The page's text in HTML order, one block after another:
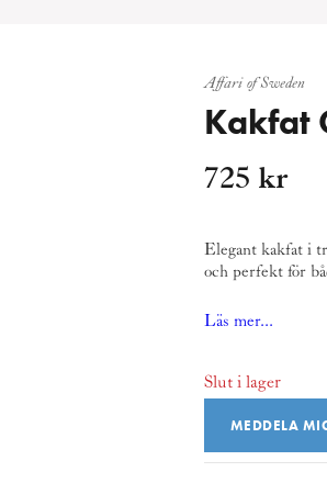
Affari of Sweden
Kakfat
725 kr
Elegant kakfat i
och perfekt för
Läs mer...
Slut i lager
MEDDELA